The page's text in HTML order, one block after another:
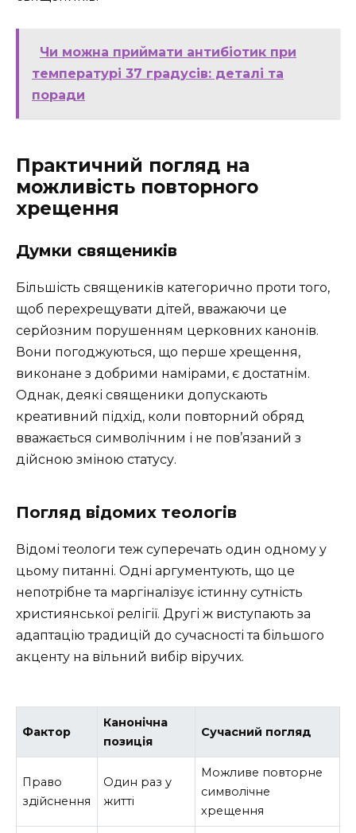
Чи можна приймати антибіотик при
температурі 37 градусів: деталі та
поради
Практичний погляд на
можливість повторного
хрещення
Думки священиків
Більшість священиків категорично проти того,
щоб перехрещувати дітей, вважаючи це
серйозним порушенням церковних канонів.
Вони погоджуються, що перше хрещення,
виконане з добрими намірами, є достатнім.
Однак, деякі священики допускають
креативний підхід, коли повторний обряд
вважається символічним і не пов’язаний з
дійсною зміною статусу.
Погляд відомих теологів
Відомі теологи теж суперечать один одному у
цьому питанні. Одні аргументують, що це
непотрібне та маргіналізує істинну сутність
християнської релігії. Другі ж виступають за
адаптацію традицій до сучасності та більшого
акценту на вільний вибір віручих.
Фактор
Канонічна
позиція
Сучасний погляд
Право
здійснення
Один раз у
житті
Можливе повторне
символічне
хрещення